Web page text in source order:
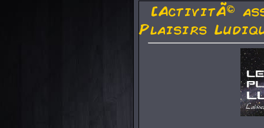
[ActivitÃ©
Plaisirs